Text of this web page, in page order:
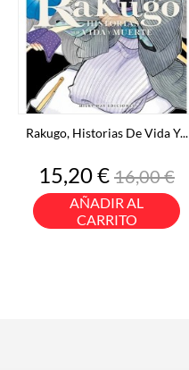
Rakugo, Historias De Vida Y...
Precio
15,20 €Precio
base
16,00 €
AÑADIR AL
CARRITO